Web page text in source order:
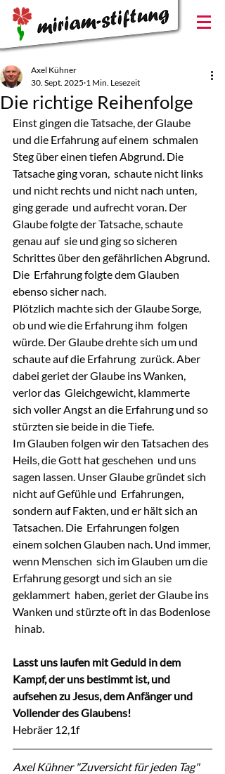
Die richtige Reihenfolge
Axel Kühner
30. Sept. 2025 1 Min. Lesezeit
Einst gingen die Tatsache, der Glaube
und die Erfahrung auf einem  schmalen
Steg über einen tiefen Abgrund. Die
Tatsache ging voran,  schaute nicht links
und nicht rechts und nicht nach unten,
ging gerade  und aufrecht voran. Der
Glaube folgte der Tatsache, schaute
genau auf  sie und ging so sicheren
Schrittes über den gefährlichen Abgrund.
Die  Erfahrung folgte dem Glauben
ebenso sicher nach.
Plötzlich machte sich der Glaube Sorge,
ob und wie die Erfahrung ihm  folgen
würde. Der Glaube drehte sich um und
schaute auf die Erfahrung  zurück. Aber
dabei geriet der Glaube ins Wanken,
verlor das  Gleichgewicht, klammerte
sich voller Angst an die Erfahrung und so
stürzten sie beide in die Tiefe.
Im Glauben folgen wir den Tatsachen des
Heils, die Gott hat geschehen  und uns
sagen lassen. Unser Glaube gründet sich
nicht auf Gefühle und  Erfahrungen,
sondern auf Fakten, und er hält sich an
Tatsachen. Die  Erfahrungen folgen
einem solchen Glauben nach. Und immer,
wenn Menschen  sich im Glauben um die
Erfahrung gesorgt und sich an sie
geklammert  haben, geriet der Glaube ins
Wanken und stürzte oft in das Bodenlose
hinab.
Lasst uns laufen mit Geduld in dem
Kampf, der uns bestimmt ist, und
aufsehen zu Jesus, dem Anfänger und
Vollender des Glaubens!
Hebräer 12,1f
Axel Kühner "Zuversicht für jeden Tag"